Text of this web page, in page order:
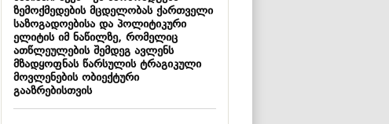
ზემოქმედების მცდელობას ქართველი
საზოგადოებისა და პოლიტიკური
ელიტის იმ ნაწილზე, რომელიც
ათწლეულების შემდეგ ავლენს
მზადყოფნას წარსულის ტრაგიკული
მოვლენების ობიექტური
გააზრებისთვის